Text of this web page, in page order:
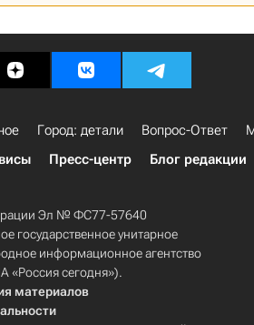
Город: детали Вопрос-Ответ
Пресс-центр Блог редакции
Эл № ФС77-57640
государственное унитарное
информационное агентство
«Россия сегодня»).
материалов